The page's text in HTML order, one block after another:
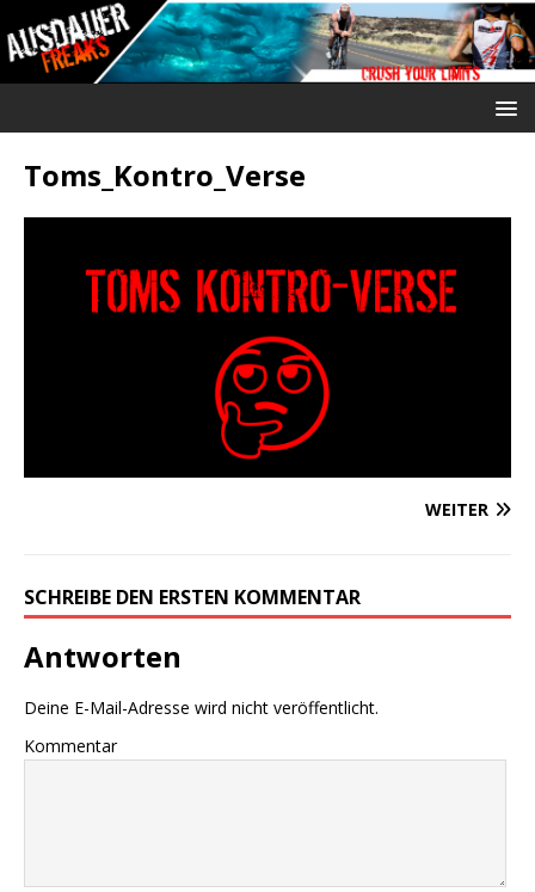
Toms_Kontro_Verse
WEITER
SCHREIBE DEN ERSTEN KOMMENTAR
Antworten
Deine E-Mail-Adresse wird nicht veröffentlicht.
Kommentar